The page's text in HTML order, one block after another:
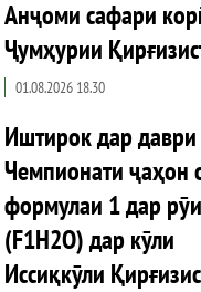
Анҷоми сафари
Ҷумҳурии
01.08.2026 18.30
Иштирок дар
Чемпионати ҷаҳон
формулаи 1 дар
(F1H2O) дар кӯли
Иссиқкӯли